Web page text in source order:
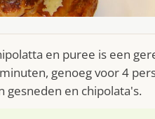
en puree is een
genoeg voor 4
gesneden en chipolata's.